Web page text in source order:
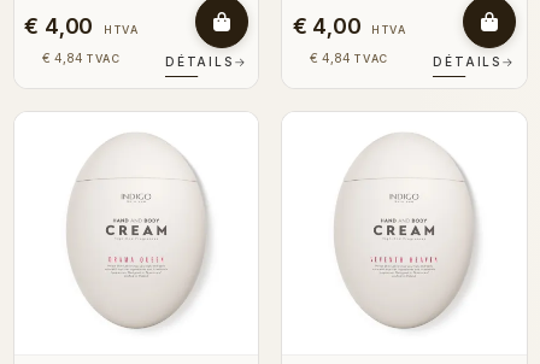
€ 4,00 HTVA
€ 4,84 TVAC DÉTAILS →
€ 4,00 HTVA
€ 4,84 TVAC DÉTAILS →